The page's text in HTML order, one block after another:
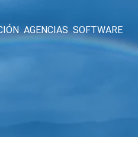
AGENCIAS SOFTWARE